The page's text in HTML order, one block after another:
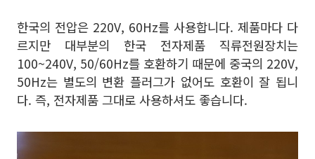
한국의 전압은 220V, 60Hz를 사용합니다. 제품마다 다
르지만 대부분의 한국 전자제품 직류전원장치는
100~240V, 50/60Hz를 호환하기 때문에 중국의 220V,
50Hz는 별도의 변환 플러그가 없어도 호환이 잘 됩니
다. 즉, 전자제품 그대로 사용하셔도 좋습니다.